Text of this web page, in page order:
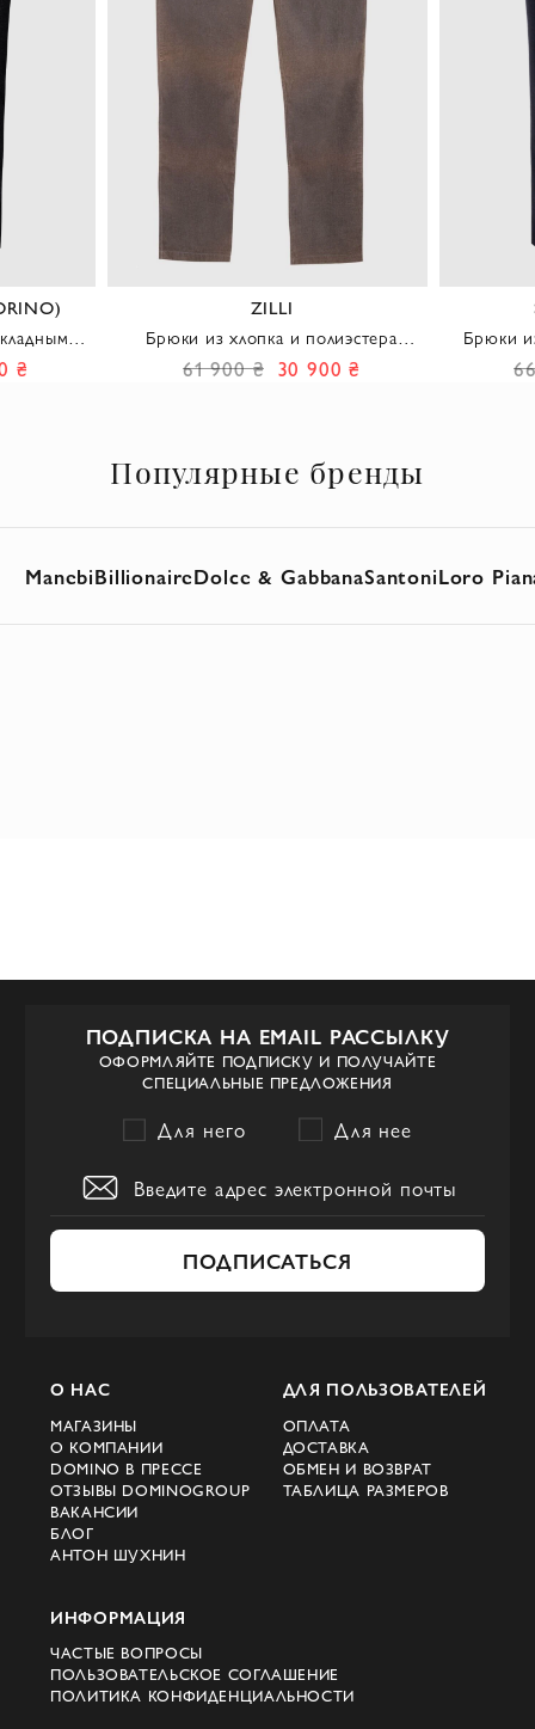
₴
ZILLI
Брюки из хлопка и полиэстера
коричневые мужские
61 900 ₴ 30 900 ₴
Брюки
Популярные бренды
ManebiBillionaireDolce & GabbanaSantoniLoro
ПОДПИСКА НА EMAIL РАССЫЛКУ
ОФОРМЛЯЙТЕ ПОДПИСКУ И ПОЛУЧАЙТЕ
СПЕЦИАЛЬНЫЕ ПРЕДЛОЖЕНИЯ
Для него Для нее
ПОДПИСАТЬСЯ
О НАС
МАГАЗИНЫ
О КОМПАНИИ
DOMINO В ПРЕССЕ
ОТЗЫВЫ DOMINOGROUP
ВАКАНСИИ
БЛОГ
АНТОН ШУХНИН
ДЛЯ ПОЛЬЗОВАТЕЛЕЙ
ОПЛАТА
ДОСТАВКА
ОБМЕН И ВОЗВРАТ
ТАБЛИЦА РАЗМЕРОВ
ИНФОРМАЦИЯ
ЧАСТЫЕ ВОПРОСЫ
ПОЛЬЗОВАТЕЛЬСКОЕ СОГЛАШЕНИЕ
ПОЛИТИКА КОНФИДЕНЦИАЛЬНОСТИ